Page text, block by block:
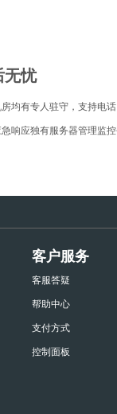
无忧
均有专人驻守，支持电
响应独有服务器管理监
客户服务
客服答疑
帮助中心
支付方式
控制面板